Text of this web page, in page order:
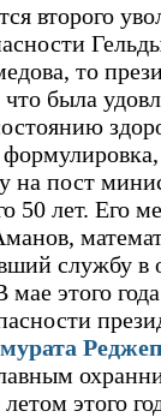
второго
то
была
на пост
50 лет. Его
службу в
этого
этого